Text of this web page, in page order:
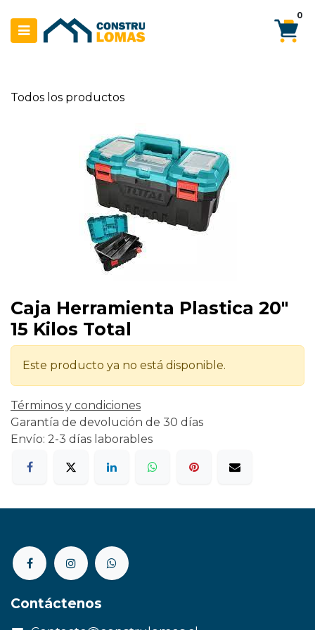
0
Todos los productos
Caja Herramienta Plastica 20"
15 Kilos Total
Este producto ya no está disponible.
Términos y condiciones
Garantía de devolución de 30 días
Envío: 2-3 días laborables
Contáctenos